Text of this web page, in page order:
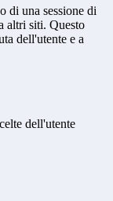
di una sessione di
altri siti. Questo
dell'utente e a
dell'utente